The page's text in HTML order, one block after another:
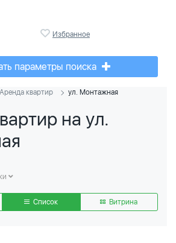
Избранное
параметры поиска
Аренда квартир ул. Монтажная
на ул.
Список Витрина